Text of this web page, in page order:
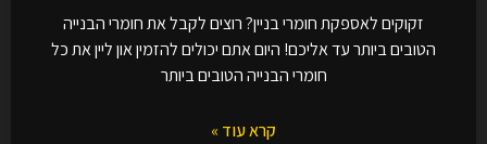
זקוקים לאספקת חומרי בניין? רוצים לקבל את חומרי הבנייה
הטובים ביותר עד אליכם! היום אתם יכולים להזמין און ליין את כל
חומרי הבנייה הטובים ביותר
קרא עוד »